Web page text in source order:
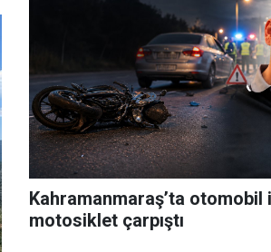
Kahramanmaraş’ta otomobil
motosiklet çarpıştı